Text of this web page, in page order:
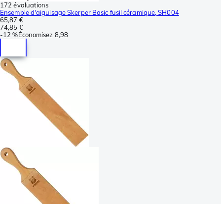
172 évaluations
Ensemble d'aiguisage Skerper Basic fusil céramique, SH004
65,87 €
74,85 €
-12 %Économisez 8,98